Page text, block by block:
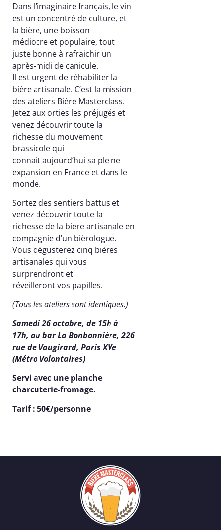
Dans l’imaginaire français, le vin
est un concentré de culture, et
la bière, une boisson
médiocre et populaire, tout
juste bonne à rafraichir un
après-midi de canicule.
Il est urgent de réhabiliter la
bière artisanale. C’est la mission
des ateliers Bière Masterclass.
Jetez aux orties les préjugés et
venez découvrir toute la
richesse du mouvement
brassicole qui
connait aujourd’hui sa pleine
expansion en France et dans le
monde.
Sortez des sentiers battus et
venez découvrir toute la
richesse de la bière artisanale en
compagnie d’un bièrologue.
Vous dégusterez cinq bières
artisanales qui vous
surprendront et
réveilleront vos papilles.
(Tous les ateliers sont identiques.)
Samedi 26 octobre, de 15h à
17h, au bar La Bonbonnière, 226
rue de Vaugirard, Paris XVe
(Métro Volontaires)
Servi avec une planche
charcuterie-fromage.
Tarif : 50€/personne